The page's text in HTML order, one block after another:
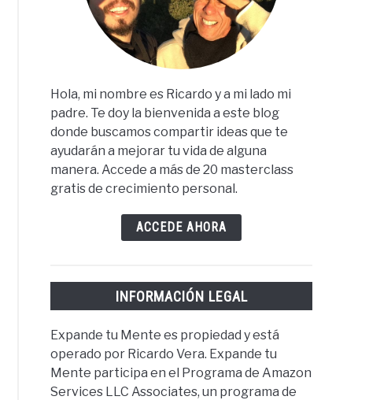
Hola, mi nombre es Ricardo y a mi lado mi
padre. Te doy la bienvenida a este blog
donde buscamos compartir ideas que te
ayudarán a mejorar tu vida de alguna
manera. Accede a más de 20 masterclass
gratis de crecimiento personal.
ACCEDE AHORA
INFORMACIÓN LEGAL
Expande tu Mente es propiedad y está
operado por Ricardo Vera. Expande tu
Mente participa en el Programa de Amazon
Services LLC Associates, un programa de